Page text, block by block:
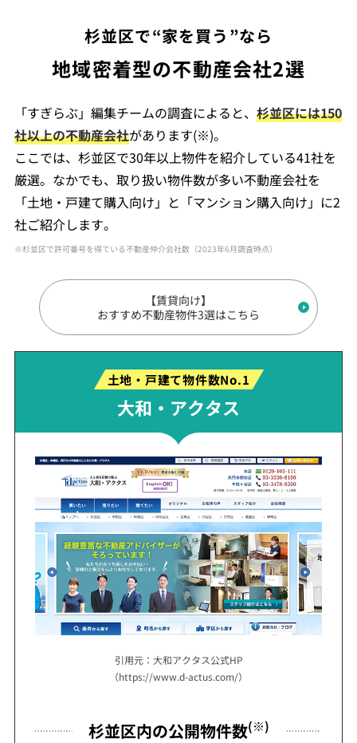
杉並区で“家を買う”なら
地域密着型の不動産会社2選
「すぎらぶ」編集チームの調査によると、 杉並区には150
社以上の不動産会社があります(※)。
ここでは、杉並区で30年以上物件を紹介している41社を
厳選。なかでも、取り扱い物件数が多い不動産会社を
「土地・戸建て購入向け」と「マンション購入向け」に2
社ご紹介します。
※杉並区で許可番号を得ている不動産仲介会社数（2023年6月調査時点）
【賃貸向け】
おすすめ不動産物件3選はこちら
土地・戸建て物件数No.1
大和・アクタス
引用元：大和アクタス公式HP
（https://www.d-actus.com/）
杉並区内の公開物件数(※)